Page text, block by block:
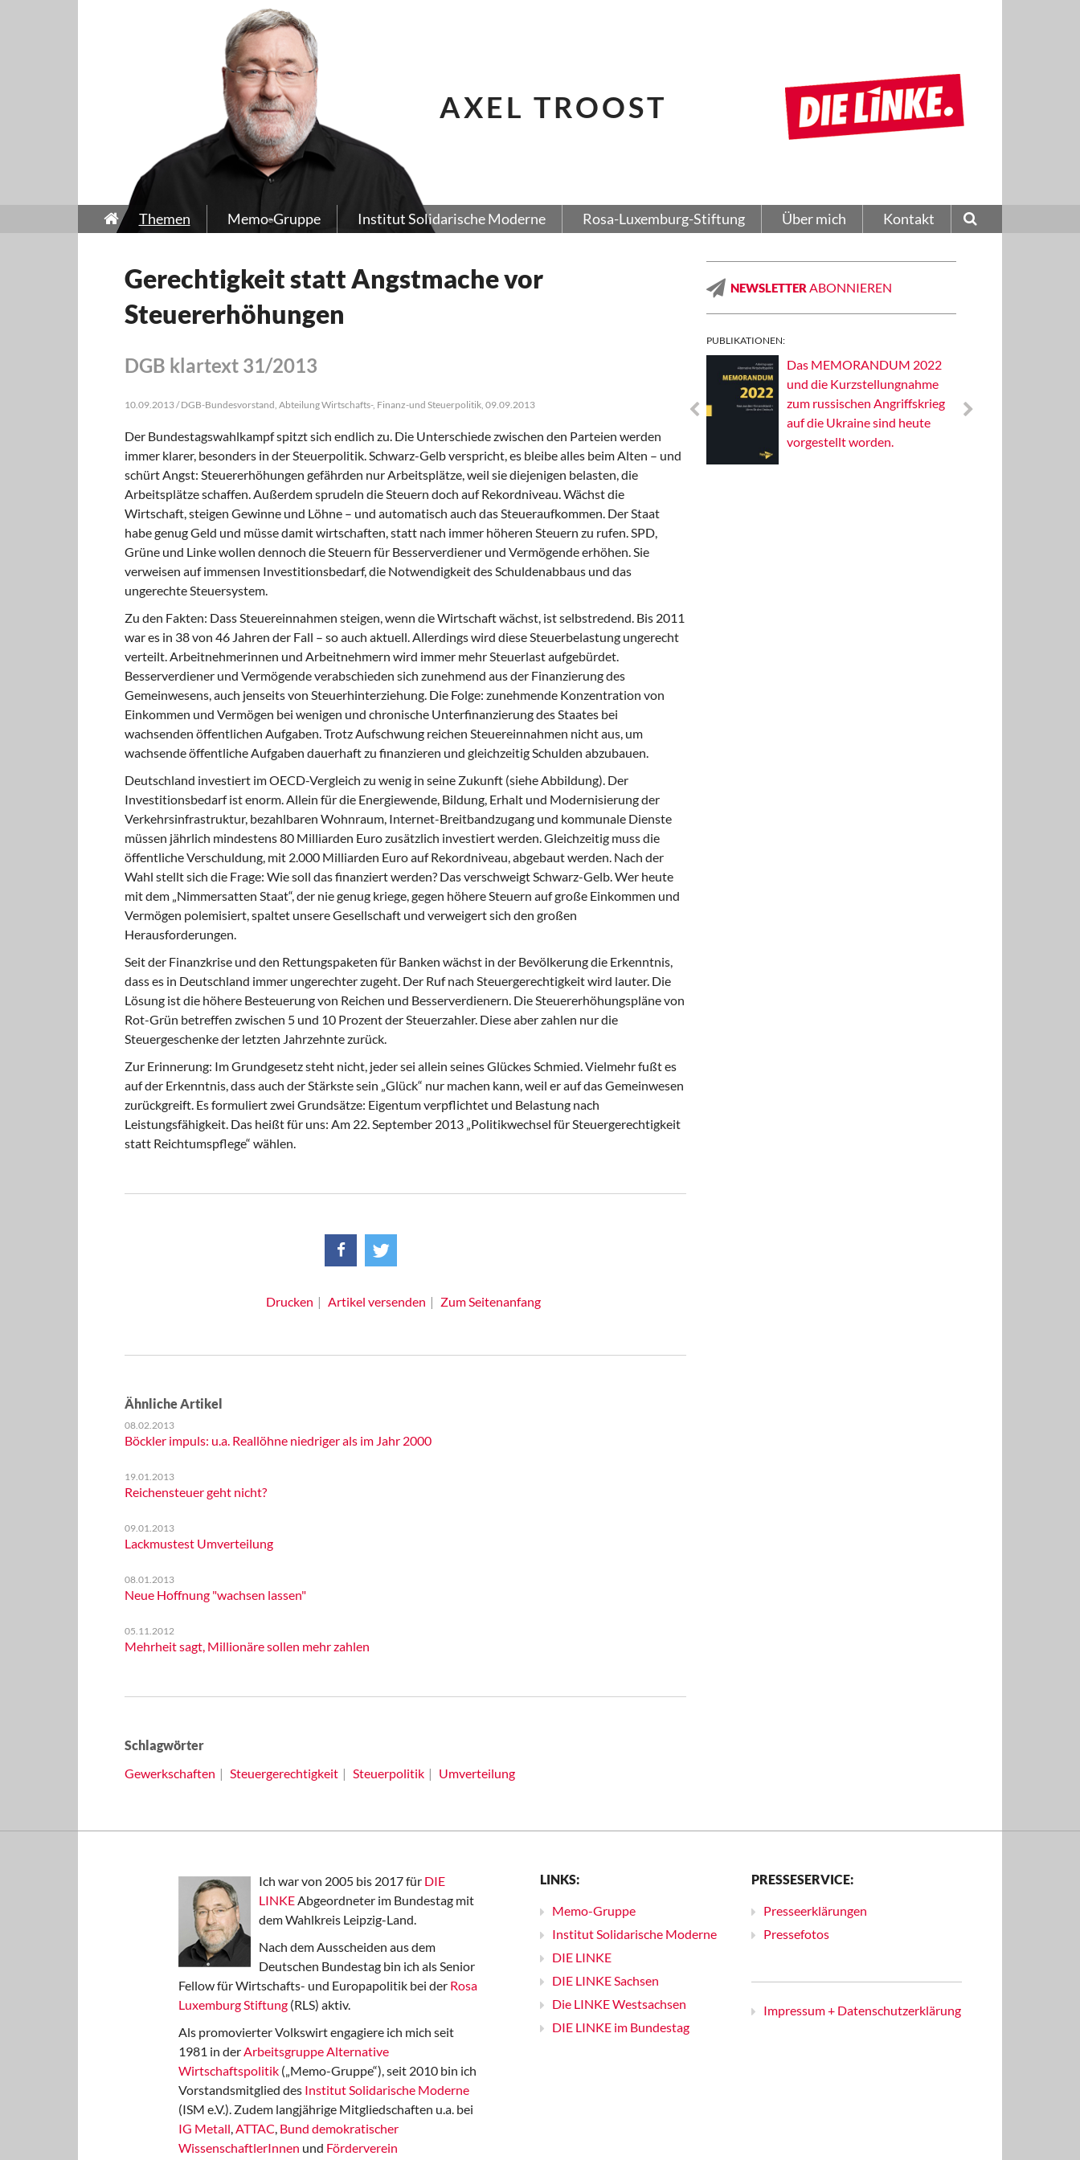
AXEL TROOST
Themen Memo-Gruppe Institut Solidarische Moderne Rosa-Luxemburg-Stiftung Über mich Kontakt
Gerechtigkeit statt Angstmache vor
Steuererhöhungen
DGB klartext 31/2013
10.09.2013 / DGB-Bundesvorstand, Abteilung Wirtschafts-, Finanz-und Steuerpolitik, 09.09.2013
Der Bundestagswahlkampf spitzt sich endlich zu. Die Unterschiede zwischen den Parteien werden
immer klarer, besonders in der Steuerpolitik. Schwarz-Gelb verspricht, es bleibe alles beim Alten – und
schürt Angst: Steuererhöhungen gefährden nur Arbeitsplätze, weil sie diejenigen belasten, die
Arbeitsplätze schaffen. Außerdem sprudeln die Steuern doch auf Rekordniveau. Wächst die
Wirtschaft, steigen Gewinne und Löhne – und automatisch auch das Steueraufkommen. Der Staat
habe genug Geld und müsse damit wirtschaften, statt nach immer höheren Steuern zu rufen. SPD,
Grüne und Linke wollen dennoch die Steuern für Besserverdiener und Vermögende erhöhen. Sie
verweisen auf immensen Investitionsbedarf, die Notwendigkeit des Schuldenabbaus und das
ungerechte Steuersystem.
Zu den Fakten: Dass Steuereinnahmen steigen, wenn die Wirtschaft wächst, ist selbstredend. Bis 2011
war es in 38 von 46 Jahren der Fall – so auch aktuell. Allerdings wird diese Steuerbelastung ungerecht
verteilt. Arbeitnehmerinnen und Arbeitnehmern wird immer mehr Steuerlast aufgebürdet.
Besserverdiener und Vermögende verabschieden sich zunehmend aus der Finanzierung des
Gemeinwesens, auch jenseits von Steuerhinterziehung. Die Folge: zunehmende Konzentration von
Einkommen und Vermögen bei wenigen und chronische Unterfinanzierung des Staates bei
wachsenden öffentlichen Aufgaben. Trotz Aufschwung reichen Steuereinnahmen nicht aus, um
wachsende öffentliche Aufgaben dauerhaft zu finanzieren und gleichzeitig Schulden abzubauen.
Deutschland investiert im OECD-Vergleich zu wenig in seine Zukunft (siehe Abbildung). Der
Investitionsbedarf ist enorm. Allein für die Energiewende, Bildung, Erhalt und Modernisierung der
Verkehrsinfrastruktur, bezahlbaren Wohnraum, Internet-Breitbandzugang und kommunale Dienste
müssen jährlich mindestens 80 Milliarden Euro zusätzlich investiert werden. Gleichzeitig muss die
öffentliche Verschuldung, mit 2.000 Milliarden Euro auf Rekordniveau, abgebaut werden. Nach der
Wahl stellt sich die Frage: Wie soll das finanziert werden? Das verschweigt Schwarz-Gelb. Wer heute
mit dem „Nimmersatten Staat“, der nie genug kriege, gegen höhere Steuern auf große Einkommen und
Vermögen polemisiert, spaltet unsere Gesellschaft und verweigert sich den großen
Herausforderungen.
Seit der Finanzkrise und den Rettungspaketen für Banken wächst in der Bevölkerung die Erkenntnis,
dass es in Deutschland immer ungerechter zugeht. Der Ruf nach Steuergerechtigkeit wird lauter. Die
Lösung ist die höhere Besteuerung von Reichen und Besserverdienern. Die Steuererhöhungspläne von
Rot-Grün betreffen zwischen 5 und 10 Prozent der Steuerzahler. Diese aber zahlen nur die
Steuergeschenke der letzten Jahrzehnte zurück.
Zur Erinnerung: Im Grundgesetz steht nicht, jeder sei allein seines Glückes Schmied. Vielmehr fußt es
auf der Erkenntnis, dass auch der Stärkste sein „Glück“ nur machen kann, weil er auf das Gemeinwesen
zurückgreift. Es formuliert zwei Grundsätze: Eigentum verpflichtet und Belastung nach
Leistungsfähigkeit. Das heißt für uns: Am 22. September 2013 „Politikwechsel für Steuergerechtigkeit
statt Reichtumspflege“ wählen.
Drucken Artikel versenden Zum Seitenanfang
Ähnliche Artikel
08.02.2013
Böckler impuls: u.a. Reallöhne niedriger als im Jahr 2000
19.01.2013
Reichensteuer geht nicht?
09.01.2013
Lackmustest Umverteilung
08.01.2013
Neue Hoffnung "wachsen lassen"
05.11.2012
Mehrheit sagt, Millionäre sollen mehr zahlen
Schlagwörter
Gewerkschaften
Steuergerechtigkeit Steuerpolitik Umverteilung
NEWSLETTER ABONNIEREN
PUBLIKATIONEN:
Das MEMORANDUM 2022
und die Kurzstellungnahme
zum russischen Angriffskrieg
auf die Ukraine sind heute
vorgestellt worden.
Ich war von 2005 bis 2017 für DIE
LINKEAbgeordneter im Bundestag mit
dem Wahlkreis Leipzig-Land.
Nach dem Ausscheiden aus dem
Deutschen Bundestag bin ich als Senior
Fellow für Wirtschafts- und Europapolitik bei der Rosa
Luxemburg Stiftung (RLS) aktiv.
Als promovierter Volkswirt engagiere ich mich seit
1981 in derArbeitsgruppe Alternative
Wirtschaftspolitik („Memo-Gruppe“), seit 2010 bin ich
Vorstandsmitglied des Institut Solidarische Moderne
(ISM e.V.). Zudem langjährige Mitgliedschaften u.a. bei
IG Metall,ATTAC, Bund demokratischer
WissenschaftlerInnen und Förderverein
LINKS:
Memo-Gruppe
Institut Solidarische Moderne
DIE LINKE
DIE LINKE Sachsen
Die LINKE Westsachsen
DIE LINKE im Bundestag
PRESSESERVICE:
Presseerklärungen
Pressefotos
Impressum + Datenschutzerklärung